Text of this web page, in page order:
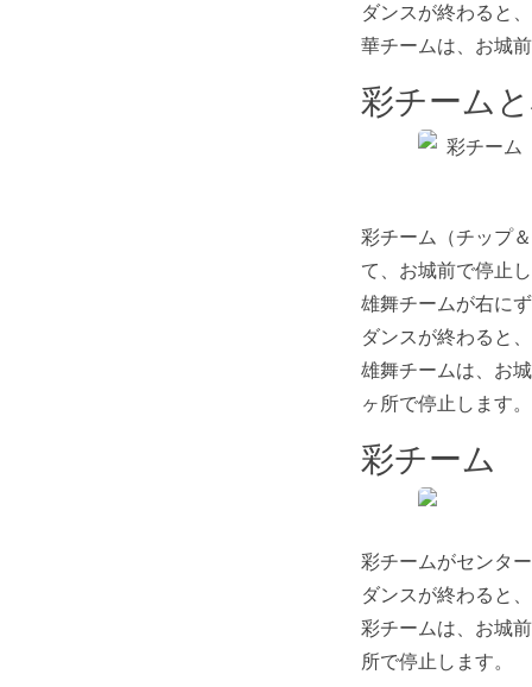
ダンスが終わると
華チームは、お城
彩チーム
彩チーム（チップ
て、お城前で停止
雄舞チームが右に
ダンスが終わると
雄舞チームは、お
ヶ所で停止します。
彩チーム
彩チームがセンタ
ダンスが終わると
彩チームは、お城
所で停止します。